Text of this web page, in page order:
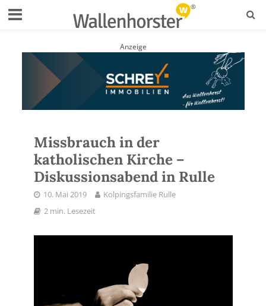
Anzeige
Missbrauch in der
katholischen Kirche –
Diskussionsabend in Rulle
10. Mai 2019
Kolpingsfamilie Rulle
2 min. Lesezeit